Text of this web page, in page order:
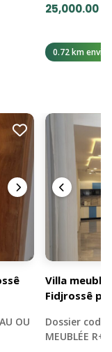
25,000.00
0.72 km
OU
Villa
Fidjrossê
Dossier
MEUBLÉE